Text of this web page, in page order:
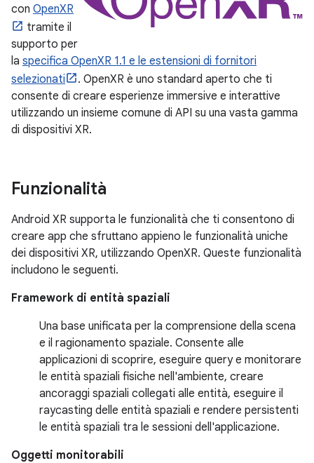
con OpenXR
tramite il
supporto per
la specifica OpenXR 1.1 e le estensioni di fornitori
selezionati
. OpenXR è uno standard aperto che ti
consente di creare esperienze immersive e interattive
utilizzando un insieme comune di API su una vasta gamma
di dispositivi XR.
Funzionalità
Android XR supporta le funzionalità che ti consentono di
creare app che sfruttano appieno le funzionalità uniche
dei dispositivi XR, utilizzando OpenXR. Queste funzionalità
includono le seguenti.
Framework di entità spaziali
Una base unificata per la comprensione della scena
e il ragionamento spaziale. Consente alle
applicazioni di scoprire, eseguire query e monitorare
le entità spaziali fisiche nell'ambiente, creare
ancoraggi spaziali collegati alle entità, eseguire il
raycasting delle entità spaziali e rendere persistenti
le entità spaziali tra le sessioni dell'applicazione.
Oggetti monitorabili